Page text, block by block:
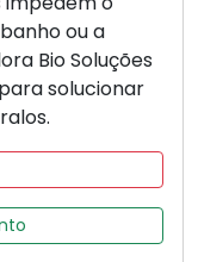
ou a
Bio Soluções
solucionar